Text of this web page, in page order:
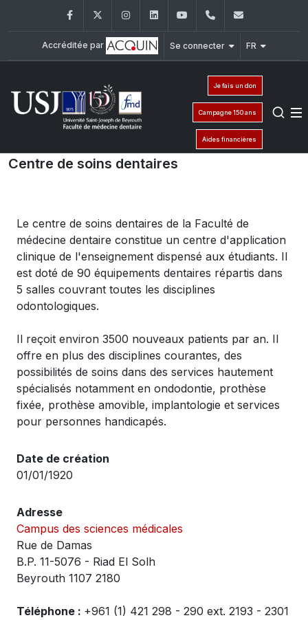
FacebookTwitter InstagramLinkedInYouTube+961 (1) 421 280
Accréditée par Se connecter FR
Je fais un don
Campagne 150 ans
Aides financières
Centre de soins dentaires
Le centre de soins dentaires de la Faculté de
médecine dentaire constitue un centre d'application
clinique de l'enseignement dispensé aux étudiants. Il
est doté de 90 équipements dentaires répartis dans
5 salles couvrant toutes les disciplines
odontologiques.
Il reçoit environ 3500 nouveaux patients par an. Il
offre en plus des disciplines courantes, des
possibilités de soins dans des services hautement
spécialisés notamment en ondodontie, prothèse
fixée, prothèse amovible, implantologie et services
pour personnes handicapés.
Date de création
01/01/1920
Adresse
Campus des sciences médicales
Rue de Damas
B.P. 11-5076 - Riad El Solh
Beyrouth 1107 2180
Téléphone : +961 (1) 421 298 - 290 ext. 2193 - 2301